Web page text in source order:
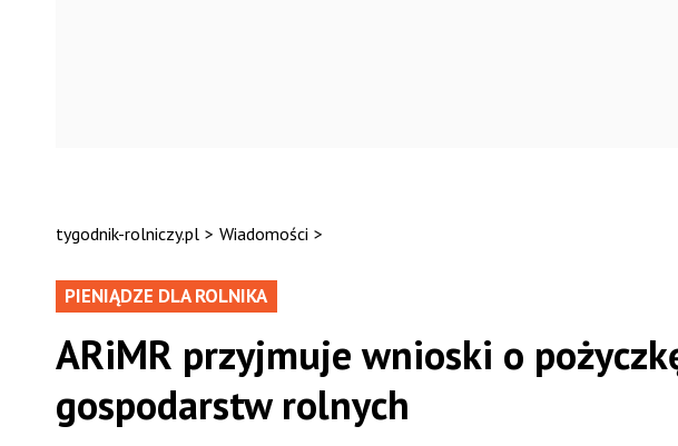
tygodnik-rolniczy.pl > Wiadomości >
PIENIĄDZE DLA ROLNIKA
ARiMR przyjmuje wnioski o
gospodarstw rolnych